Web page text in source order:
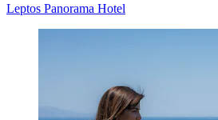
Leptos Panorama Hotel